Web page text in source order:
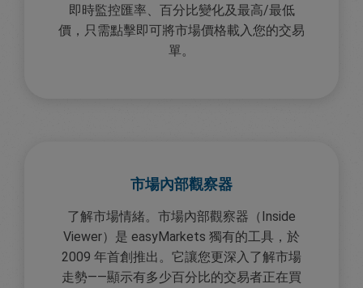
即時監控匯率、百分比變化及最高/最低
價，只需點擊即可將市場價格載入您的交易
單。
市場內部觀察器
了解市場情緒。市場內部觀察器（Inside
Viewer）是 easyMarkets 獨有的工具，於
2009 年首創推出。它讓您更深入了解市場
走勢——顯示有多少百分比的交易者正在買